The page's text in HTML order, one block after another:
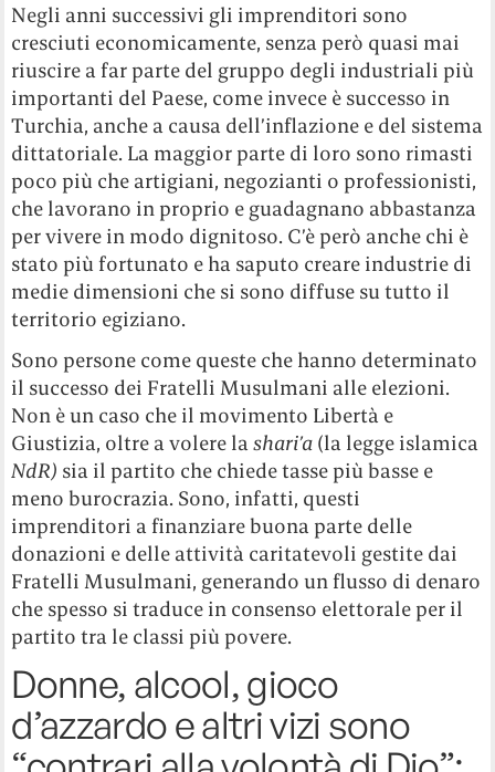
Negli anni successivi gli imprenditori sono
cresciuti economicamente, senza però quasi mai
riuscire a far parte del gruppo degli industriali più
importanti del Paese, come invece è successo in
Turchia, anche a causa dell’inflazione e del sistema
dittatoriale. La maggior parte di loro sono rimasti
poco più che artigiani, negozianti o professionisti,
che lavorano in proprio e guadagnano abbastanza
per vivere in modo dignitoso. C’è però anche chi è
stato più fortunato e ha saputo creare industrie di
medie dimensioni che si sono diffuse su tutto il
territorio egiziano.
Sono persone come queste che hanno determinato
il successo dei Fratelli Musulmani alle elezioni.
Non è un caso che il movimento Libertà e
Giustizia, oltre a volere lashari’a (la legge islamica
NdR) sia il partito che chiede tasse più basse e
meno burocrazia. Sono, infatti, questi
imprenditori a finanziare buona parte delle
donazioni e delle attività caritatevoli gestite dai
Fratelli Musulmani, generando un flusso di denaro
che spesso si traduce in consenso elettorale per il
partito tra le classi più povere.
Donne, alcool, gioco
d’azzardo e altri vizi sono